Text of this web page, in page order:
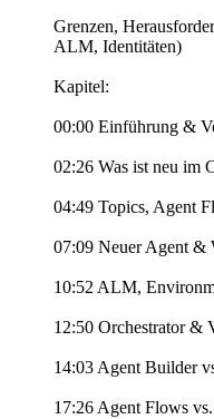
Grenzen,
ALM, Identitäten)
Kapitel:
00:00 Einführung &
02:26 Was ist neu im
04:49 Topics, Agent
07:09 Neuer Agent &
10:52 ALM,
12:50 Orchestrator &
14:03 Agent Builder
17:26 Agent Flows